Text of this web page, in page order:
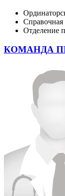
Справочная
Отделение
КОМАНДА